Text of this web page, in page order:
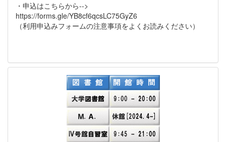
・申込はこちらから-->
https://forms.gle/YB8cf6qcsLC75GyZ6
（利用申込みフォームの注意事項をよくお読みください）